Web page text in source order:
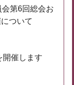
第6回総会お
ついて
開催します